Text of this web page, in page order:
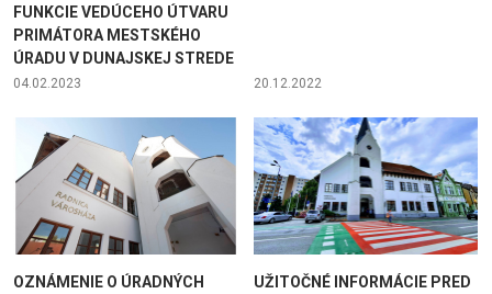
FUNKCIE VEDÚCEHO ÚTVARU
PRIMÁTORA MESTSKÉHO
ÚRADU V DUNAJSKEJ STREDE
04.02.2023 20.12.2022
OZNÁMENIE O ÚRADNÝCH
UŽITOČNÉ INFORMÁCIE PRED